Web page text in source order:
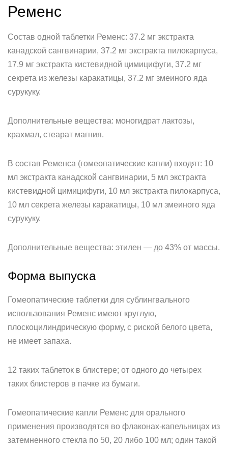
Ременс
Состав одной таблетки Ременс: 37.2 мг экстракта
канадской сангвинарии, 37.2 мг экстракта пилокарпуса,
17.9 мг экстракта кистевидной цимицифуги, 37.2 мг
секрета из железы каракатицы, 37.2 мг змеиного яда
сурукуку.
Дополнительные вещества: моногидрат лактозы,
крахмал, стеарат магния.
В состав Ременса (гомеопатические капли) входят: 10
мл экстракта канадской сангвинарии, 5 мл экстракта
кистевидной цимицифуги, 10 мл экстракта пилокарпуса,
10 мл секрета железы каракатицы, 10 мл змеиного яда
сурукуку.
Дополнительные вещества: этилен — до 43% от массы.
Форма выпуска
Гомеопатические таблетки для сублингвального
использования Ременс имеют круглую,
плоскоцилиндрическую форму, с риской белого цвета,
не имеет запаха.
12 таких таблеток в блистере; от одного до четырех
таких блистеров в пачке из бумаги.
Гомеопатические капли Ременс для орального
применения производятся во флаконах-капельницах из
затемненного стекла по 50, 20 либо 100 мл; один такой